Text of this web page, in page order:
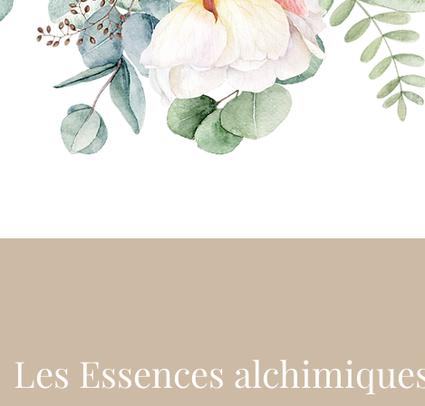
Les Essences